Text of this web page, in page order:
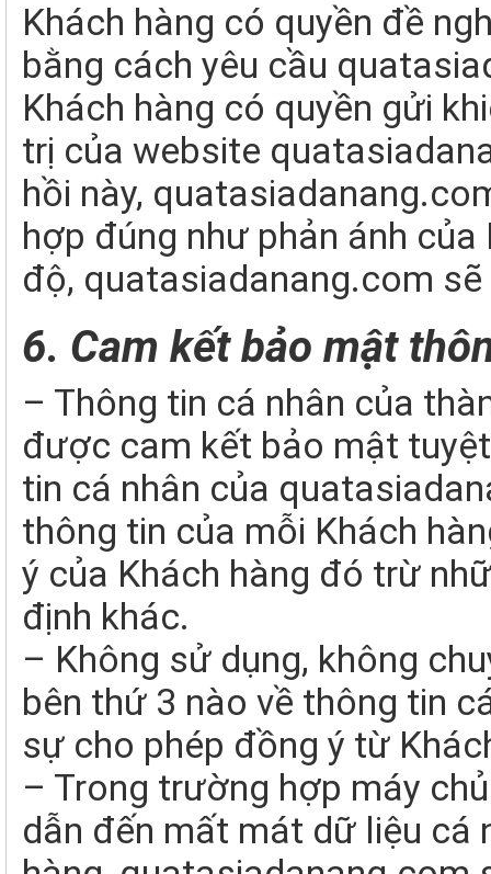
Khách hàng có quyền đề
bằng cách yêu cầu
Khách hàng có quyền gửi
trị của website
hồi này,
hợp đúng như phản ánh
độ, quatasiadanang.com
6. Cam kết bảo mật
– Thông tin cá nhân của
được cam kết bảo mật
tin cá nhân của
thông tin của mỗi Khách
ý của Khách hàng đó trừ
định khác.
– Không sử dụng, không
bên thứ 3 nào về thông tin
sự cho phép đồng ý từ
– Trong trường hợp máy
dẫn đến mất mát dữ liệu cá